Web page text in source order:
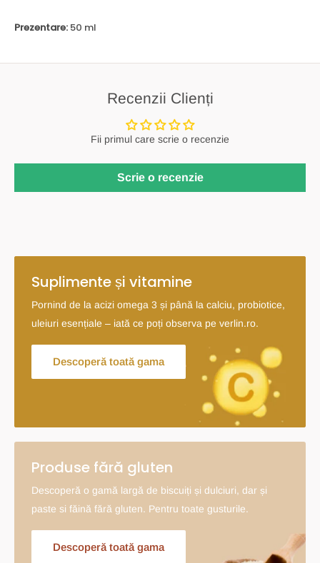
Prezentare: 50 ml
Recenzii Clienți
Fii primul care scrie o recenzie
Scrie o recenzie
Suplimente și vitamine
Pornind de la acizi omega 3 și până la calciu, probiotice,
uleiuri esențiale – iată ce poți observa pe verlin.ro.
Descoperă toată gama
Produse fără gluten
Descoperă o gamă largă de biscuiți și dulciuri, dar și
paste si făină fără gluten. Pentru toate gusturile.
Descoperă toată gama